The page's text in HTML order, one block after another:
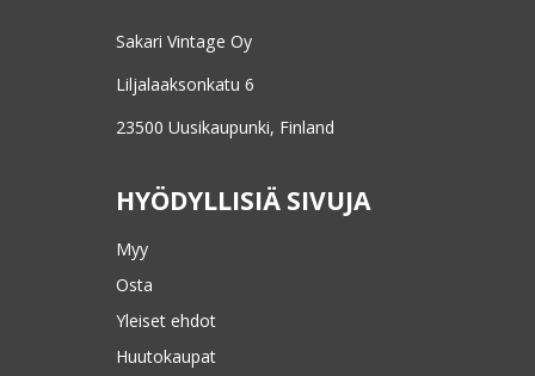
Sakari Vintage Oy
Liljalaaksonkatu 6
23500 Uusikaupunki, Finland
HYÖDYLLISIÄ SIVUJA
Myy
Osta
Yleiset ehdot
Huutokaupat